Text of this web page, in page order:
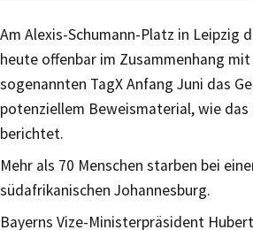
Am Alexis-Schumann-Platz in Leipzig
heute offenbar im Zusammenhang
sogenannten TagX Anfang Juni das
potenziellem Beweismaterial, wie das
berichtet.
Mehr als 70 Menschen starben bei
südafrikanischen Johannesburg.
Bayerns Vize-Ministerpräsident